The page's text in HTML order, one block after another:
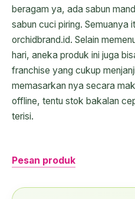
beragam ya, ada sabun
sabun cuci piring. Semuanya
orchidbrand.id. Selain
hari, aneka produk ini juga
franchise yang cukup
memasarkan nya secara
offline, tentu stok bakalan
terisi.
Pesan produk